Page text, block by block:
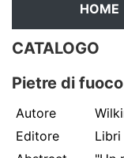
HOME
CATALOGO
Pietre di
Autore
Editore